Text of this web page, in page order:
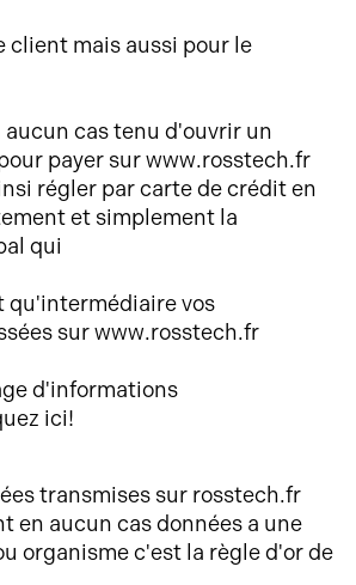
client mais aussi pour le
aucun cas tenu d'ouvrir un
payer surwww.rosstech.fr
régler par carte de crédit en
et simplement la
qui
qu'intermédiaire vos
sur www.rosstech.fr
d'informations
ici!
transmises sur rosstech.fr
en aucun cas données a une
organisme c'est la règled'or de